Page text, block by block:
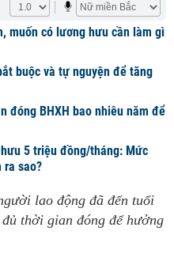
muốn có lương hưu cần làm gì
buộc và tự nguyện để tăng
đóng BHXH bao nhiêu năm để
5 triệu đồng/tháng: Mức
ra sao?
lao động đã đến tuổi
thời gian đóng để hưởng